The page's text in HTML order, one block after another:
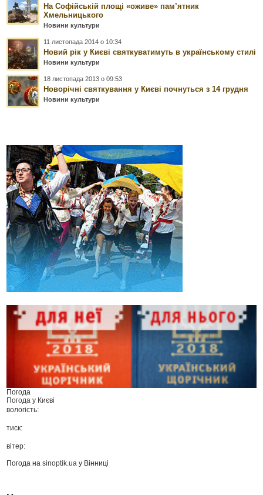
На Софійській площі «оживе» пам’ятник
Хмельницького
Новини культури
11 листопада 2014 о 10:34
Новий рік у Києві святкуватимуть в українському стилі
Новини культури
18 листопада 2013 о 09:53
Новорічні святкування у Києві почнуться з 14 грудня
Новини культури
Погода
Погода у Києві
вологість:
тиск:
вітер:
Погода наsinoptik.ua у Вінниці